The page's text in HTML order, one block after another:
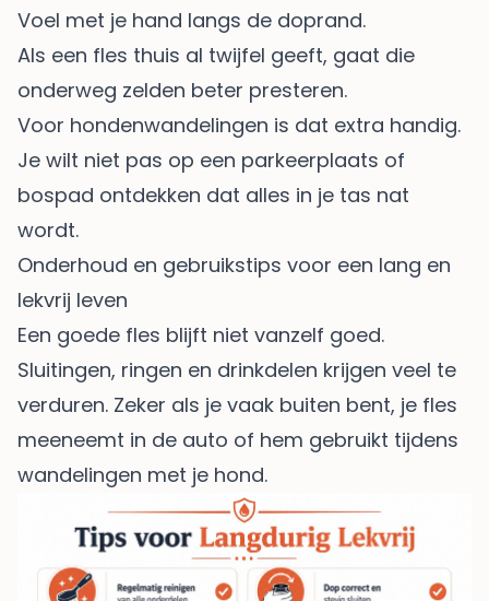
Voel met je hand langs de doprand.
Als een fles thuis al twijfel geeft, gaat die
onderweg zelden beter presteren.
Voor hondenwandelingen is dat extra handig.
Je wilt niet pas op een parkeerplaats of
bospad ontdekken dat alles in je tas nat
wordt.
Onderhoud en gebruikstips voor een lang en
lekvrij leven
Een goede fles blijft niet vanzelf goed.
Sluitingen, ringen en drinkdelen krijgen veel te
verduren. Zeker als je vaak buiten bent, je fles
meeneemt in de auto of hem gebruikt tijdens
wandelingen met je hond.